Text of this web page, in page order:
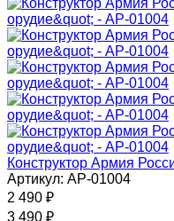
Конструктор Армия
Артикул: АР-01004
2 490 ₽
3 490 ₽